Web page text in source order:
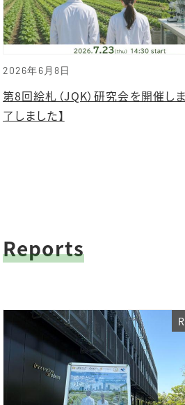
2026年6月8日
第8回絵札（JQK）研究会を開催し
了しました】
Reports